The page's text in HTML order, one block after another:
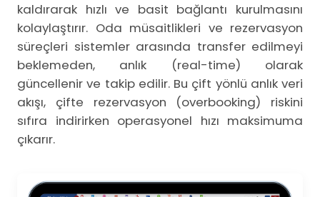
kaldırarak hızlı ve basit bağlantı kurulmasını
kolaylaştırır. Oda müsaitlikleri ve rezervasyon
süreçleri sistemler arasında transfer edilmeyi
beklemeden, anlık (real-time) olarak
güncellenir ve takip edilir. Bu çift yönlü anlık veri
akışı, çifte rezervasyon (overbooking) riskini
sıfıra indirirken operasyonel hızı maksimuma
çıkarır.